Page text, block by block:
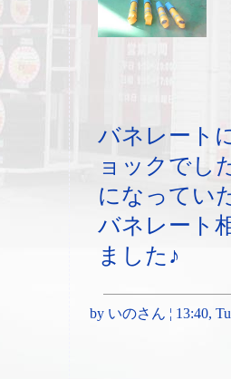
バネレート
ョックでし
になってい
バネレート
ました♪
by いのさん ¦ 13:40,